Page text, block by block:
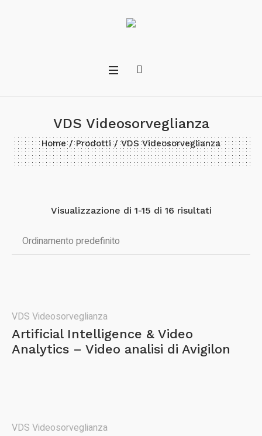
VDS Videosorveglianza
Home/Prodotti / VDS Videosorveglianza
Visualizzazione di 1-15 di 16 risultati
VDS Videosorveglianza
Artificial Intelligence & Video
Analytics – Video analisi di Avigilon
VDS Videosorveglianza